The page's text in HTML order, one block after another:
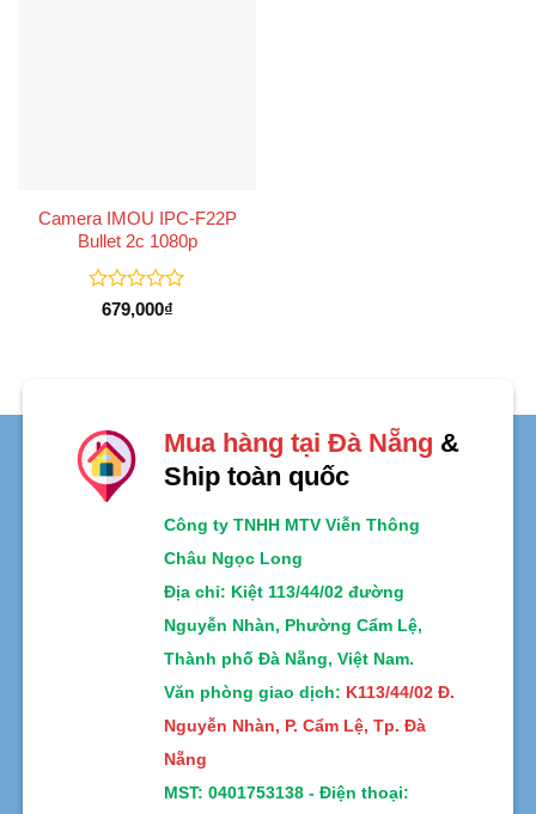
Camera IMOU IPC-F22P
Bullet 2c 1080p
Được
679,000₫
Mua hàng tại Đà Nẵng &
Ship toàn quốc
Công ty TNHH MTV Viễn Thông
Châu Ngọc Long
Địa chỉ: Kiệt 113/44/02 đường
Nguyễn Nhàn, Phường Cẩm Lệ,
Thành phố Đà Nẵng, Việt Nam.
Văn phòng giao dịch: K113/44/02 Đ.
Nguyễn Nhàn, P. Cẩm Lệ, Tp. Đà
Nẵng
MST: 0401753138 - Điện thoại: